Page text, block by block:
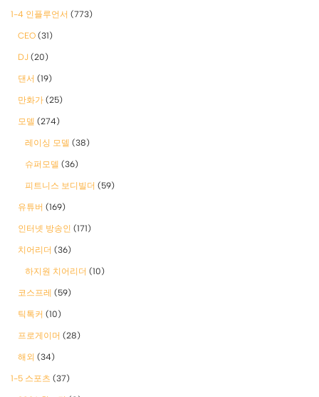
1-4 인플루언서 (773)
CEO (31)
DJ (20)
댄서 (19)
만화가 (25)
모델 (274)
레이싱 모델 (38)
슈퍼모델 (36)
피트니스 보디빌더 (59)
유튜버 (169)
인터넷 방송인 (171)
치어리더 (36)
하지원 치어리더 (10)
코스프레 (59)
틱톡커 (10)
프로게이머 (28)
해외 (34)
1-5 스포츠 (37)